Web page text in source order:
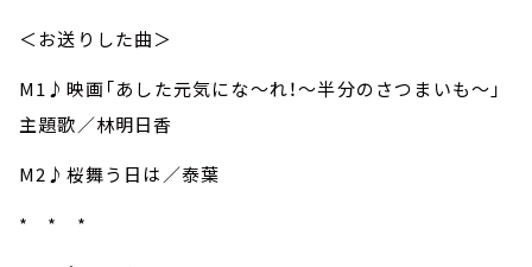
＜お送りした曲＞
M1 ♪映画「あした元気にな～れ！～半分のさつまいも～」
主題歌／林明日香
M2 ♪桜舞う日は／泰葉
* * *